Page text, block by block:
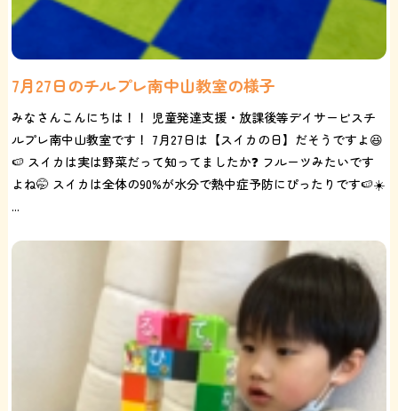
7月27日のチルプレ南中山教室の様子
みなさんこんにちは！！ 児童発達支援・放課後等デイサービスチ
ルプレ南中山教室です！ 7月27日は【スイカの日】だそうですよ😆
🍉 スイカは実は野菜だって知ってましたか❓ フルーツみたいです
よね🤭 スイカは全体の90%が水分で熱中症予防にぴったりです🍉☀️
...